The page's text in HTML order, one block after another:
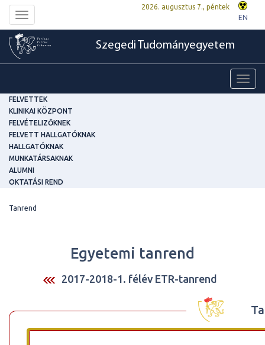
Toggle
navigation
2026. augusztus 7., péntek
EN
Szegedi Tudományegyetem
FELVETTEK
KLINIKAI KÖZPONT
FELVÉTELIZŐKNEK
FELVETT HALLGATÓKNAK
HALLGATÓKNAK
MUNKATÁRSAKNAK
ALUMNI
OKTATÁSI REND
Tanrend
Egyetemi tanrend
2017-2018-1. félév ETR-tanrend